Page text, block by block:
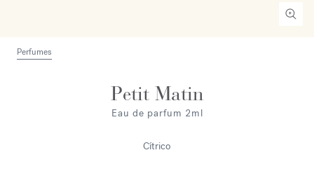
Perfumes
Petit Matin
Eau de parfum 2ml
Cítrico